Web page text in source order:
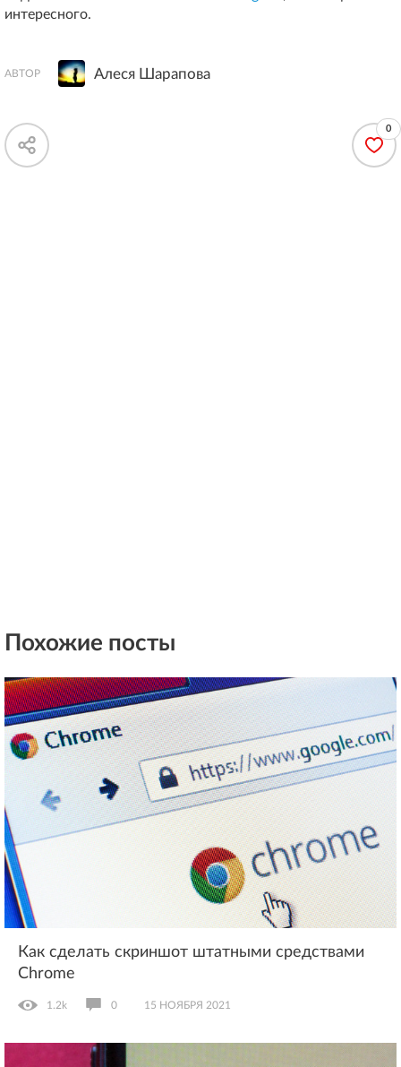
интересного.
АВТОР Алеся Шарапова
0
Похожие посты
Как сделать скриншот штатными средствами
Chrome
1.2k 0 15 НОЯБРЯ 2021